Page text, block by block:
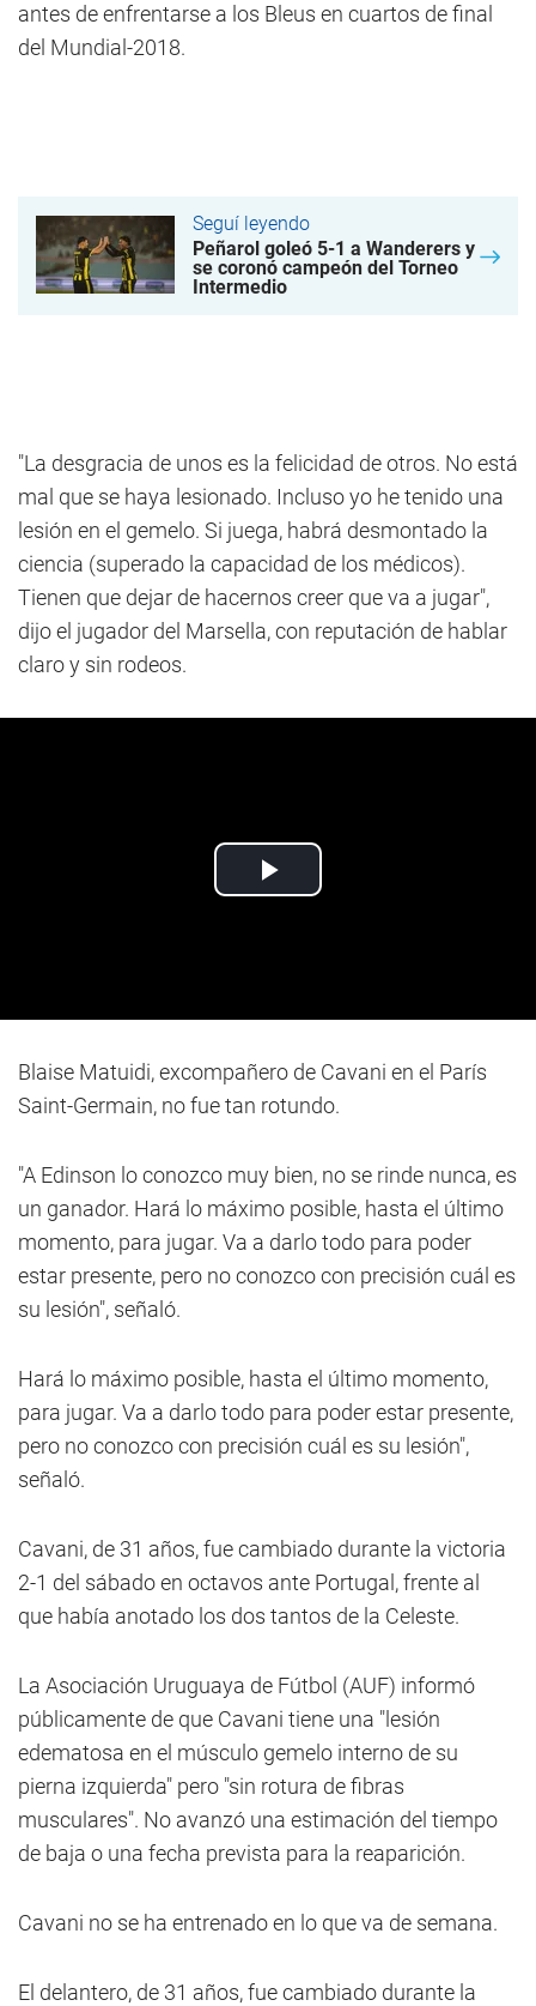
antes de enfrentarse a los Bleus en cuartos de final
del Mundial-2018.
Seguí leyendo
Peñarol goleó 5-1 a Wanderers y
se coronó campeón del Torneo
Intermedio
"La desgracia de unos es la felicidad de otros. No está
mal que se haya lesionado. Incluso yo he tenido una
lesión en el gemelo. Si juega, habrá desmontado la
ciencia (superado la capacidad de los médicos).
Tienen que dejar de hacernos creer que va a jugar",
dijo el jugador del Marsella, con reputación de hablar
claro y sin rodeos.
Blaise Matuidi, excompañero de Cavani en el París
Saint-Germain, no fue tan rotundo.
"A Edinson lo conozco muy bien, no se rinde nunca, es
un ganador. Hará lo máximo posible, hasta el último
momento, para jugar. Va a darlo todo para poder
estar presente, pero no conozco con precisión cuál es
su lesión", señaló.
Hará lo máximo posible, hasta el último momento,
para jugar. Va a darlo todo para poder estar presente,
pero no conozco con precisión cuál es su lesión",
señaló.
Cavani, de 31 años, fue cambiado durante la victoria
2-1 del sábado en octavos ante Portugal, frente al
que había anotado los dos tantos de la Celeste.
La Asociación Uruguaya de Fútbol (AUF) informó
públicamente de que Cavani tiene una "lesión
edematosa en el músculo gemelo interno de su
pierna izquierda" pero "sin rotura de fibras
musculares". No avanzó una estimación del tiempo
de baja o una fecha prevista para la reaparición.
Cavani no se ha entrenado en lo que va de semana.
El delantero, de 31 años, fue cambiado durante la